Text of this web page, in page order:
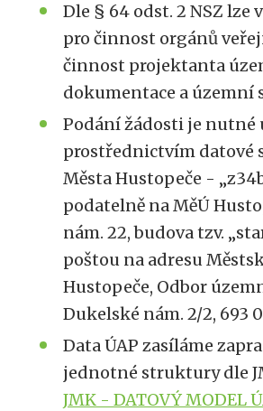
Dle § 64 odst. 2 NSZ lze
pro činnost orgánů
činnost projektanta
dokumentace a územní
Podání žádosti je nutné
prostřednictvím datové
Města Hustopeče -
podatelně na MěÚ
nám. 22, budova tzv.
poštou na adresu
Hustopeče, Odbor
Dukelské nám. 2/2, 693
Data ÚAP zasíláme
jednotné struktury dle
JMK - DATOVÝ MODEL